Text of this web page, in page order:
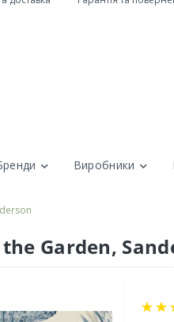
Виробники
Garden,